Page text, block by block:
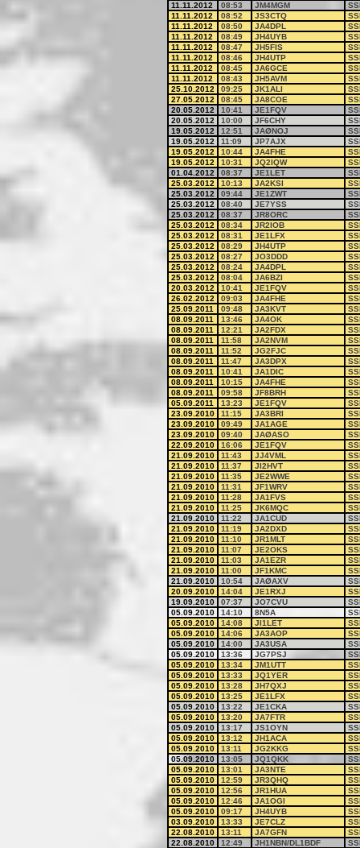
11.11.2012
08:53 JM4MGM
11.11.2012
08:52 JS3CTQ
11.11.2012
08:50 JA4DPL
11.11.2012
08:49 JH4UYB
11.11.2012
08:47 JH5FIS
11.11.2012
08:46 JH4UTP
11.11.2012
08:45 JA6GCE
11.11.2012
08:43 JH5AVM
25.10.2012
09:25 JK1ALI
27.05.2012
08:45 JA8COE
20.05.2012
10:41 JE1FQV
20.05.2012
10:00 JF6CHY
19.05.2012
12:51 JAØNOJ
19.05.2012
11:09 JP7AJX
19.05.2012
10:44 JA4FHE
19.05.2012
10:31 JQ2IQW
01.04.2012
08:37 JE1LET
25.03.2012
10:13 JA2KSI
25.03.2012
09:44 JE1ZWT
25.03.2012
08:40 JE7YSS
25.03.2012
08:37 JR8ORC
25.03.2012
08:34 JR2IOB
25.03.2012
08:31 JE1LFX
25.03.2012
08:29 JH4UTP
25.03.2012
08:27 JO3DDD
25.03.2012
08:24 JA4DPL
25.03.2012
08:04 JA6BZI
20.03.2012
10:41 JE1FQV
26.02.2012
09:03 JA4FHE
25.09.2011
09:48 JA3KVT
08.09.2011
13:46 JA4OK
08.09.2011
12:21 JA2FDX
08.09.2011
11:58 JA2NVM
08.09.2011
11:52 JG2FJC
08.09.2011
11:47 JA3DPX
08.09.2011
10:41 JA1DIC
08.09.2011
10:15 JA4FHE
08.09.2011
09:58 JF8BRH
05.09.2011
13:23 JE1FQV
23.09.2010
11:15 JA3BRI
23.09.2010
09:49 JA1AGE
23.09.2010
09:40 JAØASO
22.09.2010
16:06 JE1FQV
21.09.2010
11:43 JJ4VML
21.09.2010
11:37 JI2HVT
21.09.2010
11:35 JE2WWE
21.09.2010
11:31 JF1WRV
21.09.2010
11:28 JA1FVS
21.09.2010
11:25 JK6MQC
21.09.2010
11:22 JA1CUD
21.09.2010
11:19 JA2DXD
21.09.2010
11:10 JR1MLT
21.09.2010
11:07 JE2OKS
21.09.2010
11:03 JA1EZR
21.09.2010
11:00 JF1KMC
21.09.2010
10:54 JAØAXV
20.09.2010
14:04 JE1RXJ
19.09.2010
07:37 JO7CVU
05.09.2010
14:10 8N5A
05.09.2010
14:08 JI1LET
05.09.2010
14:06 JA3AOP
05.09.2010
14:00 JA3USA
05.09.2010
13:36 JG7PSJ
05.09.2010
13:34 JM1UTT
05.09.2010
13:33 JQ1YER
05.09.2010
13:28 JH7QXJ
05.09.2010
13:25 JE1LFX
05.09.2010
13:22 JE1CKA
05.09.2010
13:20 JA7FTR
05.09.2010
13:17 JS1OYN
05.09.2010
13:12 JH1ACA
05.09.2010
13:11 JG2KKG
05.09.2010
13:05 JQ1QKK
05.09.2010
13:01 JA3NTE
05.09.2010
12:59 JR3QHQ
05.09.2010
12:56 JR1HUA
05.09.2010
12:46 JA1OGI
05.09.2010
09:17 JH4UYB
03.09.2010
13:33 JE7CLZ
22.08.2010
13:11 JA7GFN
22.08.2010
12:49 JH1NBN/DL1BDF